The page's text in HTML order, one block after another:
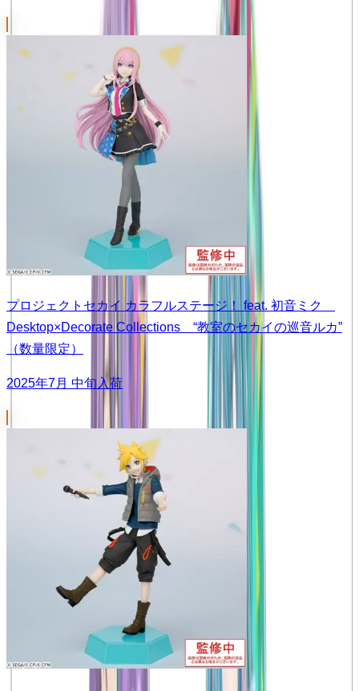
プロジェクトセカイ カラフルステージ！ feat. 初音ミク
Desktop×Decorate Collections “教室のセカイの巡音ルカ”
（数量限定）
2025年7月 中旬入荷